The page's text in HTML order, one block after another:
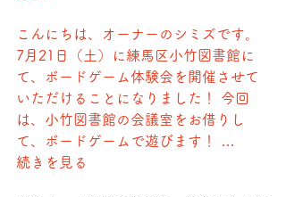
こんにちは、オーナーのシミズです。
7月21日（土）に練馬区小竹図書館に
て、ボードゲーム体験会を開催させて
いただけることになりました！ 今回
は、小竹図書館の会議室をお借りし
て、ボードゲームで遊びます！ …
続きを見る